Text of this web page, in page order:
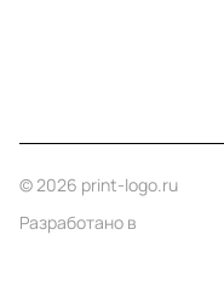
© 2026 print-logo.ru
Разработано в